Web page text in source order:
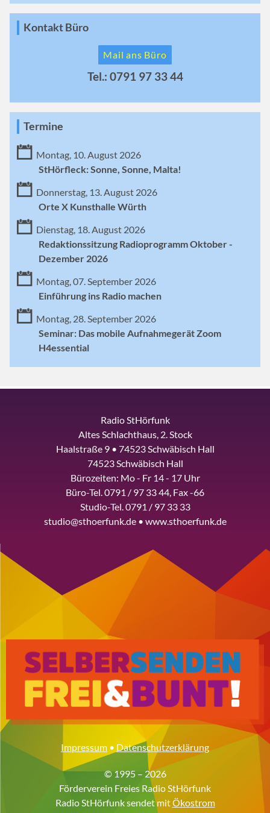
Kontakt Büro
Mail ans Büro
Tel.: 0791 97 33 44
Termine
Montag, 10. August 2026
StHörfleck: Sonne, Sonne, Malta!
Donnerstag, 13. August 2026
Orte X Kunsthalle Würth
Dienstag, 18. August 2026
Redaktionssitzung Radioprogramm Oktober -
Dezember 2026
Montag, 07. September 2026
Einführung ins Radio machen
Montag, 28. September 2026
Seminar: Das mobile Aufnahmegerät Zoom
H4essential
Radio StHörfunk
Altes Schlachthaus, 2. Stock
Haalstraße 9 • 74523 Schwäbisch Hall
74523 Schwäbisch Hall
Bürozeiten: Mo - Fr 14 - 17 Uhr
Büro-Tel. 0791 / 97 33 44, Fax -66
Studio-Tel. 0791 / 97 33 33
studio@sthoerfunk.de • www.sthoerfunk.de
Impressum • Datenschutzerklärung
© 1995 – 2026
Förderverein Freies Radio StHörfunk
Radio StHörfunk sendet mitÖkostrom